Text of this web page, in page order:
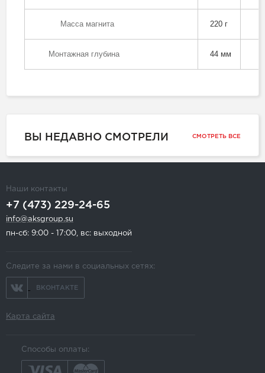
Масса магнита 220 г
Монтажная глубина 44 мм
ВЫ НЕДАВНО СМОТРЕЛИ СМОТРЕТЬ ВСЕ
Наши контакты
+7 (473) 229-24-65
info@aksgroup.su
пн-сб: 9:00 - 17:00, вс: выходной
Следите за нами в социальных сетях:
ВКОНТАКТЕ
Карта сайта
Способы оплаты: